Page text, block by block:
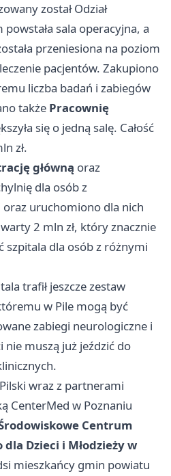
został Odział
sala operacyjna, a
przeniesiona na poziom
pacjentów. Zakupiono
liczba badań i zabiegów
także Pracownię
się o jedną salę. Całość
zł.
główną oraz
dla osób z
oraz uruchomiono dla nich
2 mln zł, który znacznie
szpitala dla osób z różnymi
trafił jeszcze zestaw
w Pile mogą być
zabiegi neurologiczne i
nie muszą już jeździć do
wraz z partnerami
CenterMed w Poznaniu
Centrum
Dzieci i Młodzieży w
mieszkańcy gmin powiatu